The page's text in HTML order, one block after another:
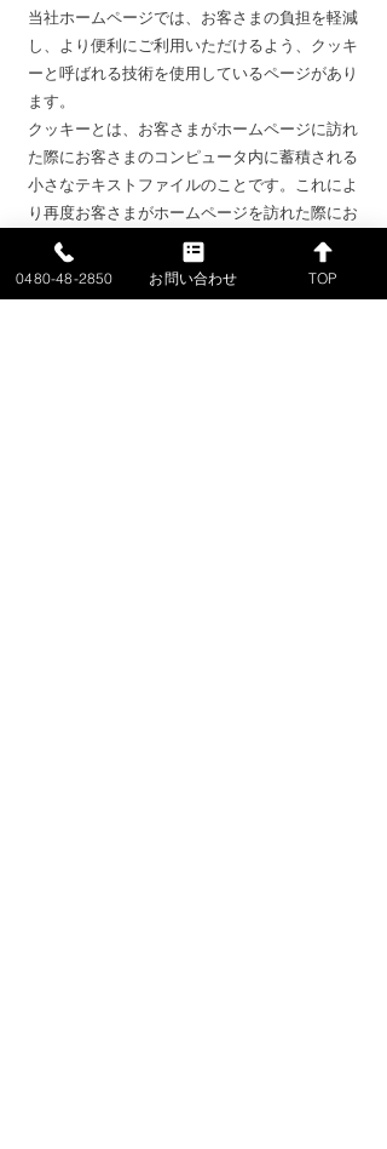
当社ホームページでは、お客さまの負担を軽減
し、より便利にご利用いただけるよう、クッキ
ーと呼ばれる技術を使用しているページがあり
ます。
クッキーとは、お客さまがホームページに訪れ
た際にお客さまのコンピュータ内に蓄積される
小さなテキストファイルのことです。これによ
り再度お客さまがホームページを訪れた際にお
客さまのコンピュータが認識され、利便性が向
上します。クッキーの中には個人が特定できる
情報は残りません。
0480-48-2850 お問い合わせ TOP